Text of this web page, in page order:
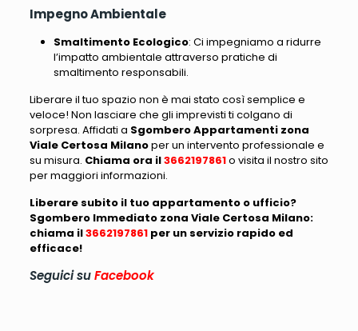
Impegno Ambientale
Smaltimento Ecologico: Ci impegniamo a ridurre
l’impatto ambientale attraverso pratiche di
smaltimento responsabili.
Liberare il tuo spazio non è mai stato così semplice e
veloce! Non lasciare che gli imprevisti ti colgano di
sorpresa. Affidati a Sgombero Appartamenti zona
Viale Certosa Milanoper un intervento professionale e
su misura. Chiama ora il3662197861o visita il nostro sito
per maggiori informazioni.
Liberare subito il tuo appartamento o ufficio?
Sgombero Immediato zona Viale Certosa Milano:
chiama il3662197861per un servizio rapido ed
efficace!
Seguici suFacebook